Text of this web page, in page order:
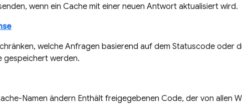
wenn ein Cache mit einer neuen Antwort aktualisiert wird.
welche Anfragen basierend auf dem Statuscode oder
gespeichert werden.
Namen ändern Enthält freigegebenen Code, der von allen